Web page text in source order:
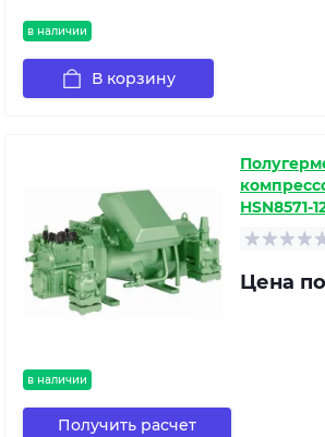
в наличии
В корзину
в наличии
HSN8571-
Цена
Получить расчет